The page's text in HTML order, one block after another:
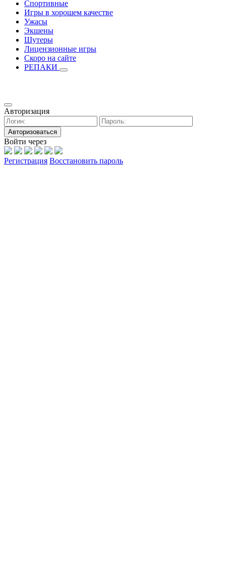
Спортивные
Игры в хорошем качестве
Ужасы
Экшены
Шутеры
Лицензионные игры
Скоро на сайте
РЕПАКИ
Авторизация
Авторизоваться
Войти через
Регистрация Восстановить пароль